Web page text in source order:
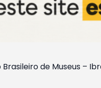
de Museus –